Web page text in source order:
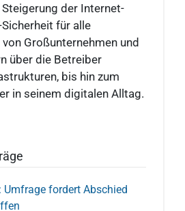
der Internet-
für alle
Großunternehmen und
über die Betreiber
bis hin zum
in seinem digitalen Alltag.
Umfrage fordert Abschied